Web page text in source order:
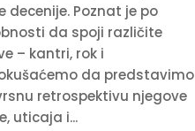
decenije. Poznat je po
da spoji različite
– kantri, rok i
da predstavimo
retrospektivu njegove
uticaja i...